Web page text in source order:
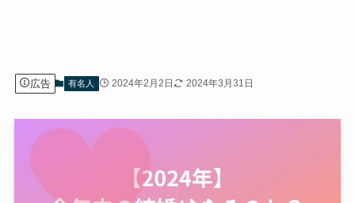
広告 有名人 2024年2月2日 2024年3月31日